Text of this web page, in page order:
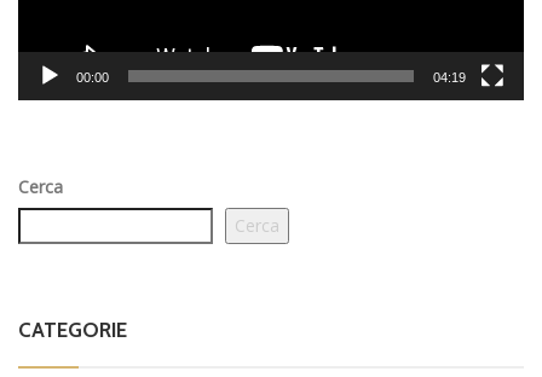
00:00 04:19
Cerca
Cerca
CATEGORIE